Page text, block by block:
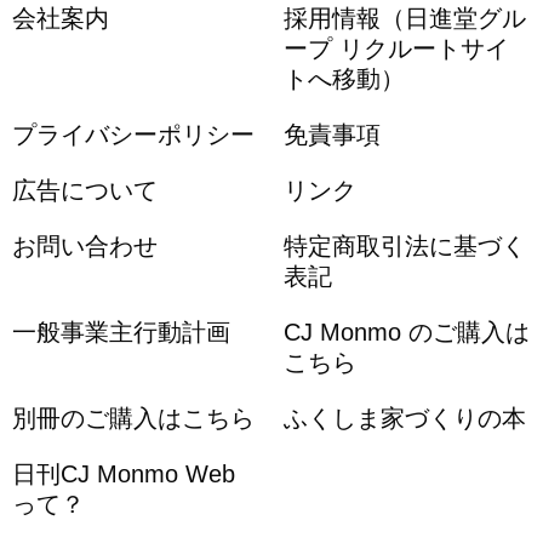
会社案内
採用情報（日進堂グル
ープ リクルートサイ
トへ移動）
プライバシーポリシー 免責事項
広告について リンク
お問い合わせ
特定商取引法に基づく
表記
一般事業主行動計画
CJ Monmo のご購入は
こちら
別冊のご購入はこちら ふくしま家づくりの本
日刊CJ Monmo Web
って？